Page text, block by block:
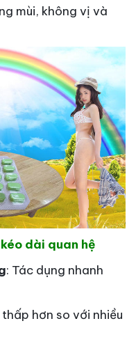
mùi, không vị và
dài quan hệ
: Tác dụng nhanh
thấp hơn so với nhiều